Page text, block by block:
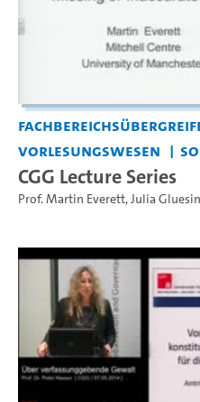
Vorlesungswesen
CGG Lecture Series
Prof. Martin Everett,Julia